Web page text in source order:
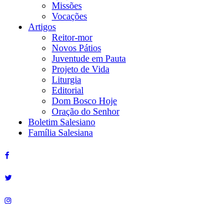
Missões
Vocações
Artigos
Reitor-mor
Novos Pátios
Juventude em Pauta
Projeto de Vida
Liturgia
Editorial
Dom Bosco Hoje
Oração do Senhor
Boletim Salesiano
Família Salesiana